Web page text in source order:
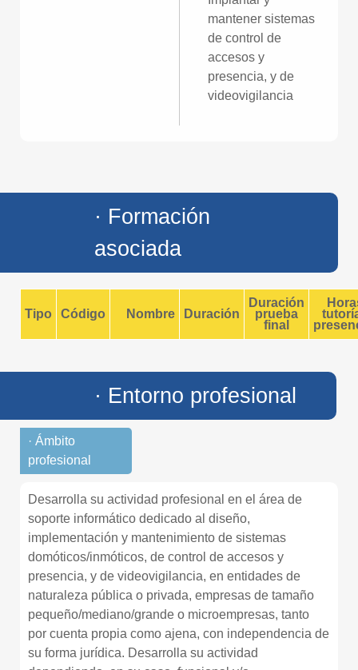
mantener sistemas
de control de
accesos y
presencia, y de
videovigilancia
· Formación
asociada
Tipo Código Nombre Duración
Duración
prueba
final
· Entorno profesional
· Ámbito
profesional
Desarrolla su actividad profesional en el área de
soporte informático dedicado al diseño,
implementación y mantenimiento de sistemas
domóticos/inmóticos, de control de accesos y
presencia, y de videovigilancia, en entidades de
naturaleza pública o privada, empresas de tamaño
pequeño/mediano/grande o microempresas, tanto
por cuenta propia como ajena, con independencia de
su forma jurídica. Desarrolla su actividad